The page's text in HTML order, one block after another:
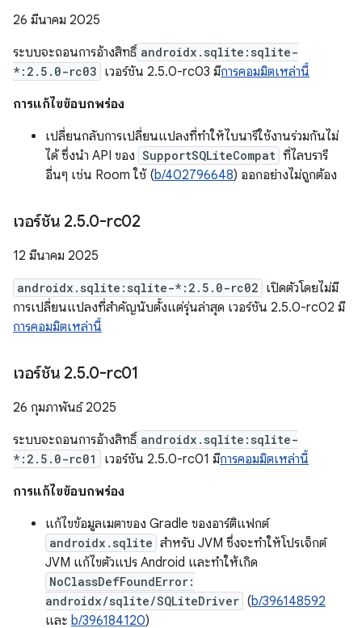
26 มีนาคม 2025
ระบบจะถอนการอ้างสิทธิ์ androidx.sqlite:sqlite-
*:2.5.0-rc03 เวอร์ชัน 2.5.0-rc03 มีการคอมมิตเหล่านี้
การแก้ไขข้อบกพร่อง
เปลี่ยนกลับการเปลี่ยนแปลงที่ทำให้ไบนารีใช้งานร่วมกันไม่
ได้ ซึ่งนำ API ของ SupportSQLiteCompat ที่ไลบรารี
อื่นๆ เช่น Room ใช้ (b/402796648) ออกอย่างไม่ถูกต้อง
เวอร์ชัน 2.5.0-rc02
12 มีนาคม 2025
androidx.sqlite:sqlite-*:2.5.0-rc02 เปิดตัวโดยไม่มี
การเปลี่ยนแปลงที่สำคัญนับตั้งแต่รุ่นล่าสุด เวอร์ชัน 2.5.0-rc02 มี
การคอมมิตเหล่านี้
เวอร์ชัน 2.5.0-rc01
26 กุมภาพันธ์ 2025
ระบบจะถอนการอ้างสิทธิ์ androidx.sqlite:sqlite-
*:2.5.0-rc01
เวอร์ชัน 2.5.0-rc01 มีการคอมมิตเหล่านี้
การแก้ไขข้อบกพร่อง
แก้ไขข้อมูลเมตาของ Gradle ของอาร์ติแฟกต์
androidx.sqlite สำหรับ JVM ซึ่งจะทำให้โปรเจ็กต์
JVM แก้ไขตัวแปร Android และทำให้เกิด
NoClassDefFoundError:
androidx/sqlite/SQLiteDriver (b/396148592
และ b/396184120)